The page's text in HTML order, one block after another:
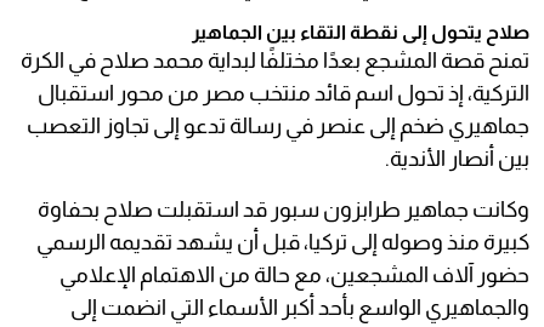
صلاح يتحول إلى نقطة التقاء بين الجماهير
تمنح قصة المشجع بعدًا مختلفًا لبداية محمد صلاح في الكرة
التركية، إذ تحول اسم قائد منتخب مصر من محور استقبال
جماهيري ضخم إلى عنصر في رسالة تدعو إلى تجاوز التعصب
بين أنصار الأندية.
وكانت جماهير طرابزون سبور قد استقبلت صلاح بحفاوة
كبيرة منذ وصوله إلى تركيا، قبل أن يشهد تقديمه الرسمي
حضور آلاف المشجعين، مع حالة من الاهتمام الإعلامي
والجماهيري الواسع بأحد أكبر الأسماء التي انضمت إلى